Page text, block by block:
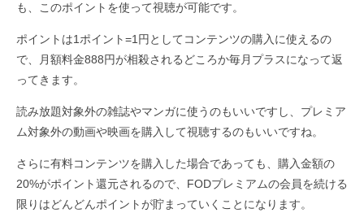
も、このポイントを使って視聴が可能です。
ポイントは1ポイント=1円としてコンテンツの購入に使えるの
で、月額料金888円が相殺されるどころか毎月プラスになって返
ってきます。
読み放題対象外の雑誌やマンガに使うのもいいですし、プレミア
ム対象外の動画や映画を購入して視聴するのもいいですね。
さらに有料コンテンツを購入した場合であっても、購入金額の
20%がポイント還元されるので、FODプレミアムの会員を続ける
限りはどんどんポイントが貯まっていくことになります。